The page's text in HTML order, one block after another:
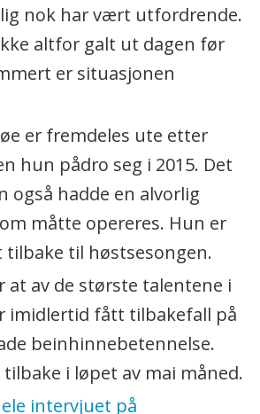
nok har vært utfordrende.
altfor galt ut dagen før
er situasjonen
er fremdeles ute etter
hun pådro seg i 2015. Det
også hadde en alvorlig
måtte opereres. Hun er
til høstsesongen.
at av de største talentene i
imidlertid fått tilbakefall på
beinhinnebetennelse.
i løpet av mai måned.
intervjuet på